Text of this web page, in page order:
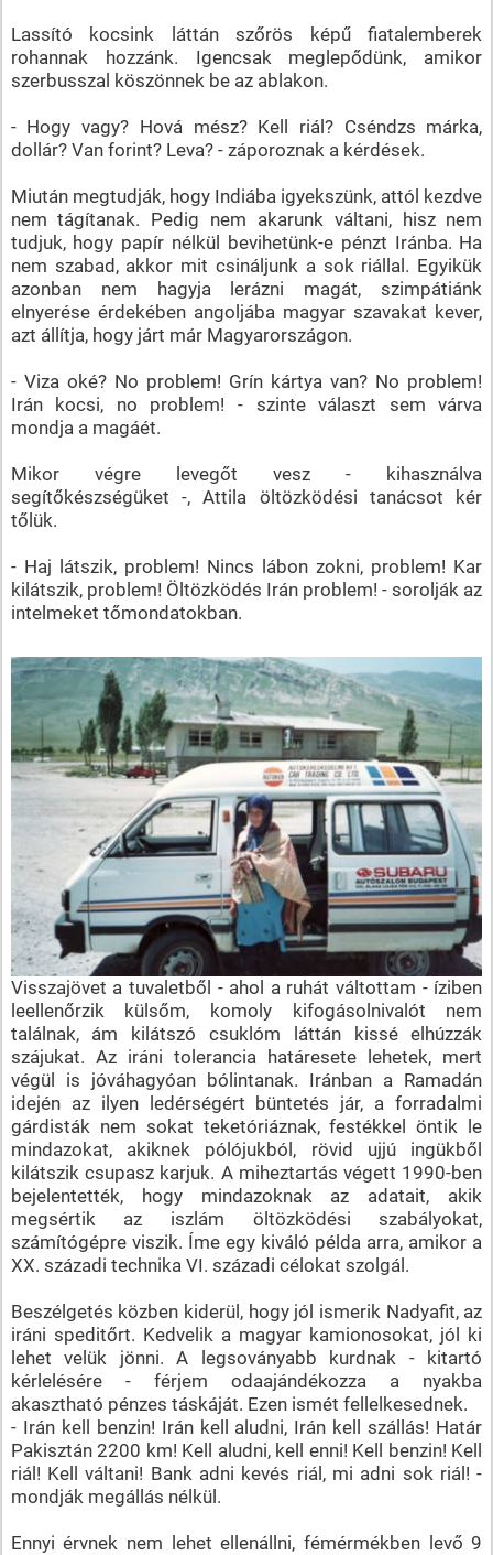
Lassító kocsink láttán szőrös képű fiatalemberek
rohannak hozzánk. Igencsak meglepődünk, amikor
szerbusszal köszönnek be az ablakon.
- Hogy vagy? Hová mész? Kell riál? Cséndzs márka,
dollár? Van forint? Leva? - záporoznak a kérdések.
Miután megtudják, hogy Indiába igyekszünk, attól kezdve
nem tágítanak. Pedig nem akarunk váltani, hisz nem
tudjuk, hogy papír nélkül bevihetünk-e pénzt Iránba. Ha
nem szabad, akkor mit csináljunk a sok riállal. Egyikük
azonban nem hagyja lerázni magát, szimpátiánk
elnyerése érdekében angoljába magyar szavakat kever,
azt állítja, hogy járt már Magyarországon.
- Viza oké? No problem! Grín kártya van? No problem!
Irán kocsi, no problem! - szinte választ sem várva
mondja a magáét.
Mikor végre levegőt vesz - kihasználva
segítőkészségüket -, Attila öltözködési tanácsot kér
tőlük.
- Haj látszik, problem! Nincs lábon zokni, problem! Kar
kilátszik, problem! Öltözködés Irán problem! - sorolják az
intelmeket tőmondatokban.
Visszajövet a tuvaletből - ahol a ruhát váltottam - íziben
leellenőrzik külsőm, komoly kifogásolnivalót nem
találnak, ám kilátszó csuklóm láttán kissé elhúzzák
szájukat. Az iráni tolerancia határesete lehetek, mert
végül is jóváhagyóan bólintanak. Iránban a Ramadán
idején az ilyen ledérségért büntetés jár, a forradalmi
gárdisták nem sokat teketóriáznak, festékkel öntik le
mindazokat, akiknek pólójukból, rövid ujjú ingükből
kilátszik csupasz karjuk. A miheztartás végett 1990-ben
bejelentették, hogy mindazoknak az adatait, akik
megsértik az iszlám öltözködési szabályokat,
számítógépre viszik. Íme egy kiváló példa arra, amikor a
XX. századi technika VI. századi célokat szolgál.
Beszélgetés közben kiderül, hogy jól ismerik Nadyafit, az
iráni speditőrt. Kedvelik a magyar kamionosokat, jól ki
lehet velük jönni. A legsoványabb kurdnak - kitartó
kérlelésére - férjem odaajándékozza a nyakba
akasztható pénzes táskáját. Ezen ismét fellelkesednek.
- Irán kell benzin! Irán kell aludni, Irán kell szállás! Határ
Pakisztán 2200 km! Kell aludni, kell enni! Kell benzin! Kell
riál! Kell váltani! Bank adni kevés riál, mi adni sok riál! -
mondják megállás nélkül.
Ennyi érvnek nem lehet ellenállni, fémérmékben levő 9